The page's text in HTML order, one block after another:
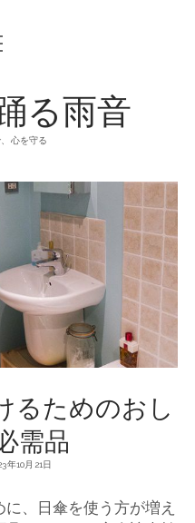
る雨音
心を守る
るためのおし
需品
年10月21日
、日傘を使う方が増え